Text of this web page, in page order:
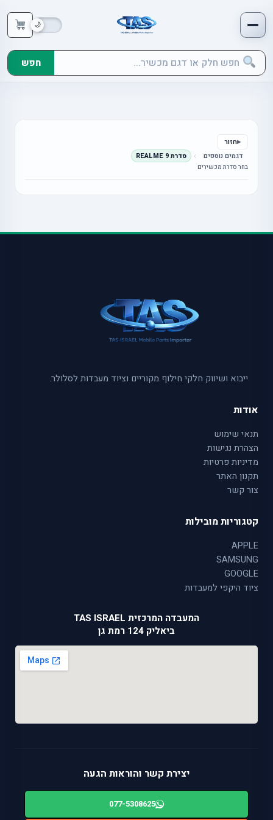
חפש
חזור
דגמים נוספים
סדרת REALME 9
בחר סדרת מכשירים
ייבוא ושיווק חלקי חילוף מקוריים וציוד מעבדות לסלולר.
אודות
תנאי שימוש
הצהרת נגישות
מדיניות פרטיות
תקנון האתר
צור קשר
קטגוריות מובילות
APPLE
SAMSUNG
GOOGLE
ציוד היקפי למעבדות
המעבדה המרכזית TAS ISRAEL
ביאליק 124 רמת גן
יצירת קשר והוראות הגעה
077-5308625